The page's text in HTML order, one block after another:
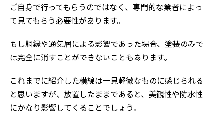
ご自身で行ってもらうのではなく、専門的な業者によっ
て見てもらう必要性があります。
もし胴縁や通気層による影響であった場合、塗装のみで
は完全に消すことができないこともあります。
これまでに紹介した横線は一見軽微なものに感じられる
と思いますが、放置したままであると、美観性や防水性
にかなり影響してくることでしょう。